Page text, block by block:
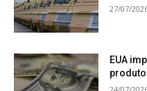
27/07/
EUA